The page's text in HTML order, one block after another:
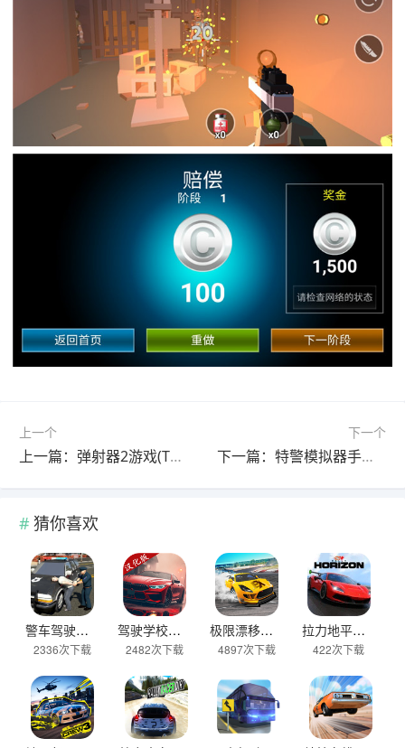
上一个
上一篇：弹射器2游戏(The Catapult 2) v7.7.1安卓版
下一个
下一篇：特警模拟器手机版 v0.2安卓版
猜你喜欢
警车驾驶模拟器官方正版 v2.6安卓版
2336次下载
驾驶学校模拟汉化版(Driving School sim) v13.4安卓版
2482次下载
极限漂移与氮气赛车手游 v0.0.45安卓版
4897次下载
拉力地平线汉化版 v2.5.10安卓版
422次下载